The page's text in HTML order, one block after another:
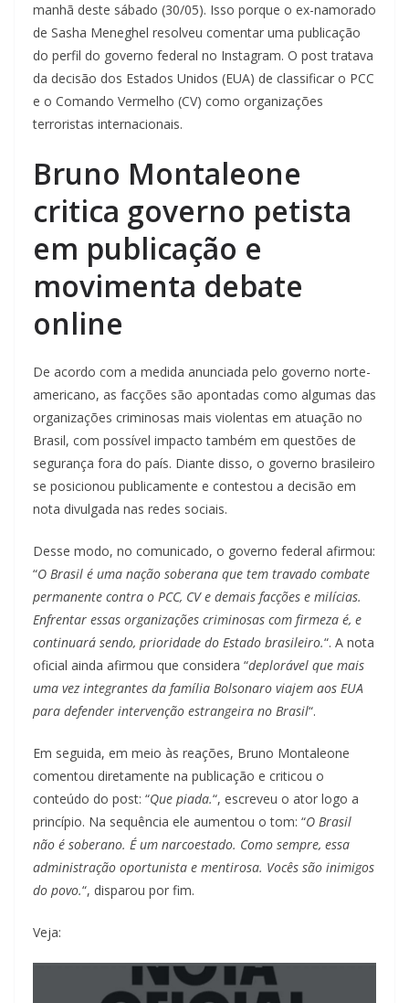
manhã deste sábado (30/05). Isso porque o ex-namorado
de Sasha Meneghel resolveu comentar uma publicação
do perfil do governo federal no Instagram. O post tratava
da decisão dos Estados Unidos (EUA) de classificar o PCC
e o Comando Vermelho (CV) como organizações
terroristas internacionais.
Bruno Montaleone
critica governo petista
em publicação e
movimenta debate
online
De acordo com a medida anunciada pelo governo norte-
americano, as facções são apontadas como algumas das
organizações criminosas mais violentas em atuação no
Brasil, com possível impacto também em questões de
segurança fora do país. Diante disso, o governo brasileiro
se posicionou publicamente e contestou a decisão em
nota divulgada nas redes sociais.
Desse modo, no comunicado, o governo federal afirmou:
“O Brasil é uma nação soberana que tem travado combate
permanente contra o PCC, CV e demais facções e milícias.
Enfrentar essas organizações criminosas com firmeza é, e
continuará sendo, prioridade do Estado brasileiro.“. A nota
oficial ainda afirmou que considera “deplorável que mais
uma vez integrantes da família Bolsonaro viajem aos EUA
para defender intervenção estrangeira no Brasil“.
Em seguida, em meio às reações, Bruno Montaleone
comentou diretamente na publicação e criticou o
conteúdo do post: “Que piada.“, escreveu o ator logo a
princípio. Na sequência ele aumentou o tom: “O Brasil
não é soberano. É um narcoestado. Como sempre, essa
administração oportunista e mentirosa. Vocês são inimigos
do povo.“, disparou por fim.
Veja: